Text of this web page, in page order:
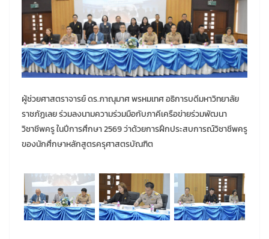
ผู้ช่วยศาสตราจารย์ ดร.ภาณุมาศ พรหมเทศ อธิการบดีมหาวิทยาลัย
ราชภัฏเลย ร่วมลงนามความร่วมมือกับภาคีเครือข่ายร่วมพัฒนา
วิชาชีพครู ในปีการศึกษา 2569 ว่าด้วยการฝึกประสบการณ์วิชาชีพครู
ของนักศึกษาหลักสูตรครุศาสตรบัณฑิต